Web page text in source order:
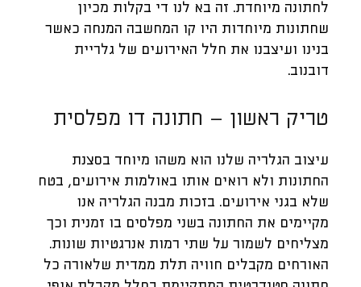
לחתונה מיוחדת. זה בא לנו די בקלות מכיון
שחתונות מיוחדות היו קו המחשבה המנחה כאשר
בנינו ועיצבנו את חלל האירועים של גלריית
דובנוב.
טריק ראשון – חתונה דו מפלסית
עיצוב הגלריה שלנו הוא משהו מיוחד בסצנת
החתונות ולא רואים אותו באולמות אירועים, בטח
שלא בגני אירועים. בזכות מבנה הגלריה אנו
מקיימים את החתונה בשני מפלסים בו זמנית וכך
מצליחים לשמור על שתי רמות אנרגטיות שונות.
האורחים מקבלים חוויה תלת ממדית שלאורה כל